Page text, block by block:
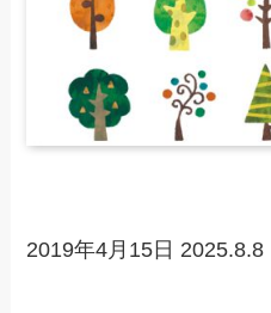
2019年4月15日 2025.8.8